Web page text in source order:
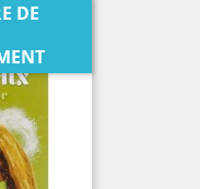
DE